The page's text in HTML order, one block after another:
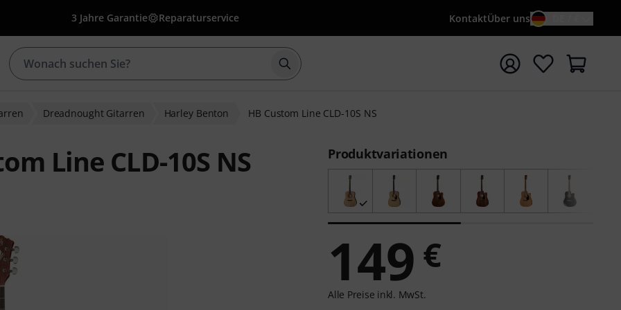
3 Jahre Garantie Reparaturservice KontaktÜber uns
Suche mit Suchwort {searchTerm} starten
Dreadnought Gitarren Harley Benton HB Custom Line CLD-10S NS
Line CLD-10S NS Produktvariationen
149 €
Alle Preise inkl. MwSt.